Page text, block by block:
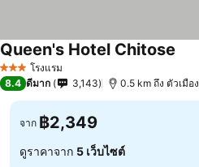
3 ดาว โรงแรม
Queen's Hotel Chitose
8.4 ดีมาก 3,143 0.5 km ถึง ตัวเมือง
จาก ฿2,349
ดูราคาจาก 5 เว็บไซต์